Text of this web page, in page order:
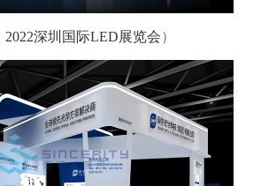
2022深圳国际LED展览会）